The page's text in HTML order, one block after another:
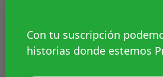
Con tu suscripción
historias donde estemos
que hacemos no es justicia,
Hoy escribo esto con la certeza